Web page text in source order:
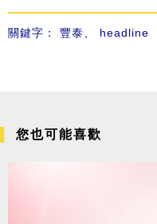
關鍵字： 豐泰 headline
您也可能喜歡